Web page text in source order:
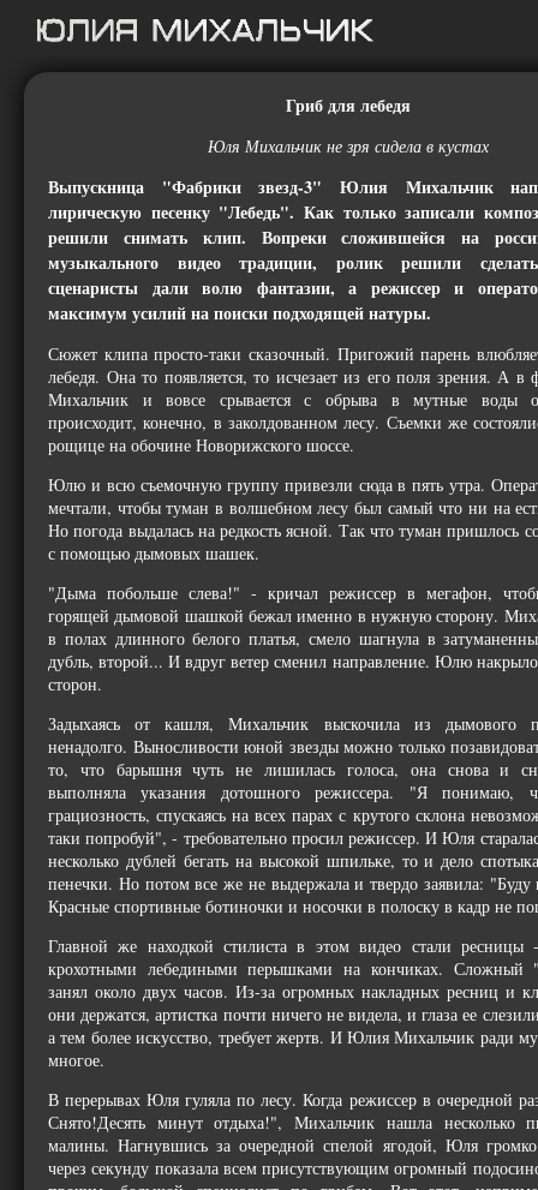
Гриб для лебедя
Юля Михальчик не зря сидела в кустах
Выпускница "Фабрики звезд-3" Юлия Михальчик
лирическую песенку "Лебедь". Как только записали
решили снимать клип. Вопреки сложившейся на
музыкального видео традиции, ролик решили
сценаристы дали волю фантазии, а режиссер и
максимум усилий на поиски подходящей натуры.
Сюжет клипа просто-таки сказочный. Пригожий парень
лебедя. Она то появляется, то исчезает из его поля зрения. А в
Михальчик и вовсе срывается с обрыва в мутные воды
происходит, конечно, в заколдованном лесу. Съемки же
рощице на обочине Новорижского шоссе.
Юлю и всю съемочную группу привезли сюда в пять утра.
мечтали, чтобы туман в волшебном лесу был самый что ни на
Но погода выдалась на редкость ясной. Так что туман пришлось
с помощью дымовых шашек.
"Дыма побольше слева!" - кричал режиссер в мегафон,
горящей дымовой шашкой бежал именно в нужную сторону.
в полах длинного белого платья, смело шагнула в
дубль, второй... И вдруг ветер сменил направление. Юлю
сторон.
Задыхаясь от кашля, Михальчик выскочила из дымового
ненадолго. Выносливости юной звезды можно только
то, что барышня чуть не лишилась голоса, она снова и
выполняла указания дотошного режиссера. "Я понимаю,
грациозность, спускаясь на всех парах с крутого склона
таки попробуй", - требовательно просил режиссер. И Юля
несколько дублей бегать на высокой шпильке, то и дело
пенечки. Но потом все же не выдержала и твердо заявила: "Буду
Красные спортивные ботиночки и носочки в полоску в кадр не
Главной же находкой стилиста в этом видео стали ресницы
крохотными лебедиными перышками на кончиках. Сложный
занял около двух часов. Из-за огромных накладных ресниц и
они держатся, артистка почти ничего не видела, и глаза ее
а тем более искусство, требует жертв. И Юлия Михальчик ради
многое.
В перерывах Юля гуляла по лесу. Когда режиссер в очередной
Снято!Десять минут отдыха!", Михальчик нашла несколько
малины. Нагнувшись за очередной спелой ягодой, Юля
через секунду показала всем присутствующим огромный